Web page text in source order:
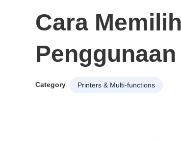
Cara
Category Printers & Multi-functions